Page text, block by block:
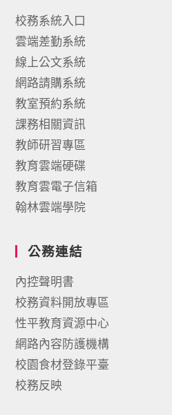
校務系統入口
雲端差勤系統
線上公文系統
網路請購系統
教室預約系統
課務相關資訊
教師研習專區
教育雲端硬碟
教育雲電子信箱
翰林雲端學院
公務連結
內控聲明書
校務資料開放專區
性平教育資源中心
網路內容防護機構
校園食材登錄平臺
校務反映